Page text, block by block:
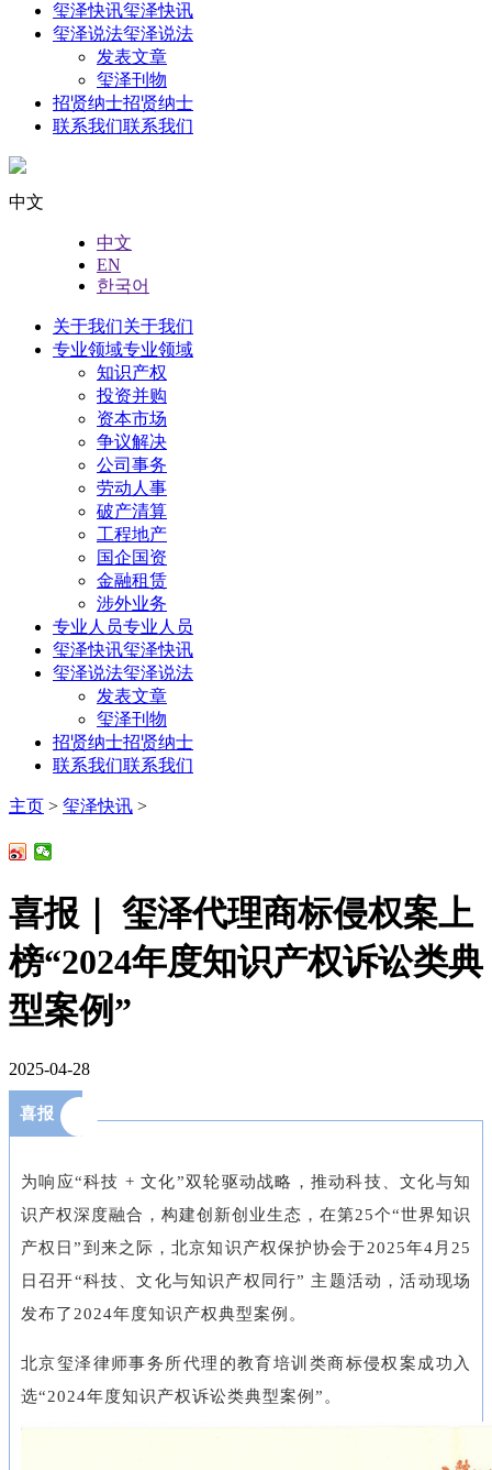
玺泽快讯玺泽快讯
玺泽说法玺泽说法
发表文章
玺泽刊物
招贤纳士招贤纳士
联系我们联系我们
中文
中文
EN
한국어
关于我们关于我们
专业领域专业领域
知识产权
投资并购
资本市场
争议解决
公司事务
劳动人事
破产清算
工程地产
国企国资
金融租赁
涉外业务
专业人员专业人员
玺泽快讯玺泽快讯
玺泽说法玺泽说法
发表文章
玺泽刊物
招贤纳士招贤纳士
联系我们联系我们
主页 > 玺泽快讯 >
喜报｜ 玺泽代理商标侵权案上
榜“2024年度知识产权诉讼类典
型案例”
2025-04-28
喜报
为响应“科技 + 文化”双轮驱动战略，推动科技、文化与知
识产权深度融合，构建创新创业生态，在第25个“世界知识
产权日”到来之际，北京知识产权保护协会于2025年4月25
日召开“科技、文化与知识产权同行” 主题活动，活动现场
发布了2024年度知识产权典型案例。
北京玺泽律师事务所代理的教育培训类商标侵权案成功 入
选“2024年度知识产权诉讼类典型案例” 。